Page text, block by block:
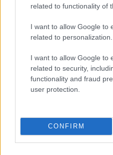
related to functionality of
I want to allow Google to
related to personalization.
I want to allow Google to
related to security,
functionality and fraud
user protection.
CONFIRM
Σημάδια διπολικής